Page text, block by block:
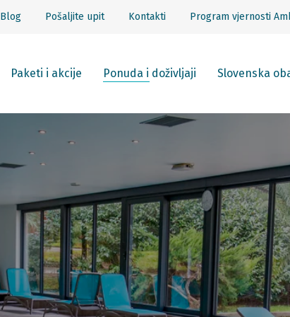
Blog Pošaljite upit Kontakti Program vjernosti
Paketi i akcije Ponuda i doživljaji Slovenska